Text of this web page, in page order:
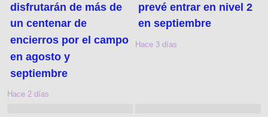
disfrutarán de más de
un centenar de
encierros por el campo
en agosto y
septiembre
Hace 2 días
prevé entrar en nivel 2
en septiembre
Hace 3 días